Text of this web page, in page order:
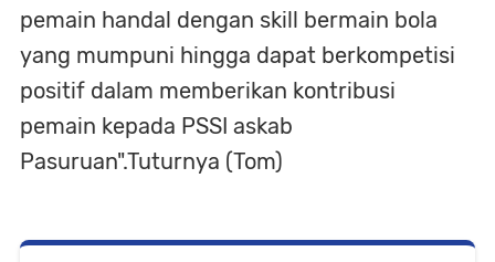
pemain handal dengan skill bermain bola
yang mumpuni hingga dapat berkompetisi
positif dalam memberikan kontribusi
pemain kepada PSSI askab
Pasuruan".Tuturnya (Tom)